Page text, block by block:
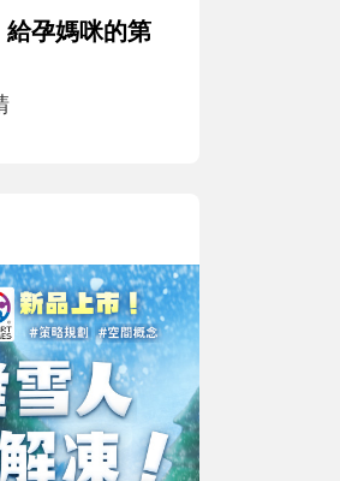
孕媽咪的第